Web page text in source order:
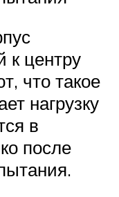
к центру
что такое
нагрузку
в
после